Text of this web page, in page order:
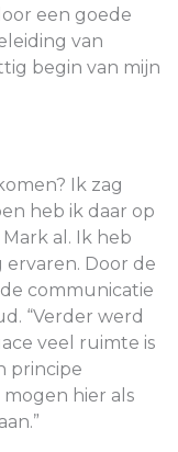
een goede
van
begin van mijn
Ik zag
heb ik daar op
al. Ik heb
ervaren. Door de
communicatie
“Verder werd
veel ruimte is
principe
hier als